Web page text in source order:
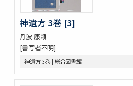
繪本子供あそひ
有馬山温泉由来 . 下野國安蘇郡赤岩庚申山記
伊香保志
野州鹽原温泉真圖
下野國塩谷郡塩原温泉之圖
江戸三芝居并新吉原由緒書
神遺方 3巻 [3]
丹波 康頼
[書写者不明]
神遺方 3巻 | 総合図書館